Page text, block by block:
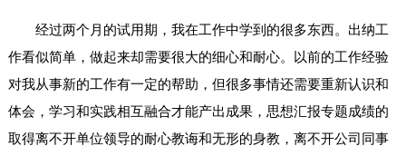
经过两个月的试用期，我在工作中学到的很多东西。出纳工
作看似简单，做起来却需要很大的细心和耐心。以前的工作经验
对我从事新的工作有一定的帮助，但很多事情还需要重新认识和
体会，学习和实践相互融合才能产出成果，思想汇报专题成绩的
取得离不开单位领导的耐心教诲和无形的身教，离不开公司同事